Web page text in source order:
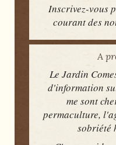
Inscrivez-vous
courant des
A
Le Jardin
d'information
me sont
permaculture,
sobriété